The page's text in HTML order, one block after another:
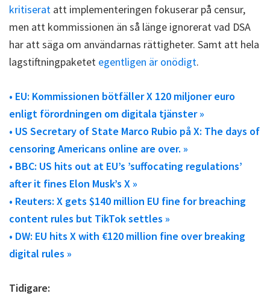
kritiserat att implementeringen fokuserar på censur,
men att kommissionen än så länge ignorerat vad DSA
har att säga om användarnas rättigheter. Samt att hela
lagstiftningpaketet egentligen är onödigt.
• EU: Kommissionen bötfäller X 120 miljoner euro
enligt förordningen om digitala tjänster »
• US Secretary of State Marco Rubio på X: The days of
censoring Americans online are over. »
• BBC: US hits out at EU’s ’suffocating regulations’
after it fines Elon Musk’s X »
• Reuters: X gets $140 million EU fine for breaching
content rules but TikTok settles »
• DW: EU hits X with €120 million fine over breaking
digital rules »
Tidigare: